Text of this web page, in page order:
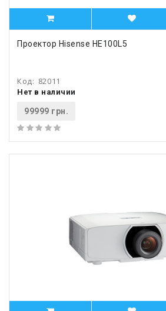
Проектор Hisense HE100L5
Код: 82011
Нет в наличии
99999 грн.